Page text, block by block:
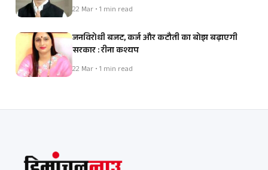
22 Mar • 1 min read
जनविरोधी बजट, कर्ज और कटौती का बोझ बढ़ाएगी
सरकार : रीना कश्यप
22 Mar • 1 min read